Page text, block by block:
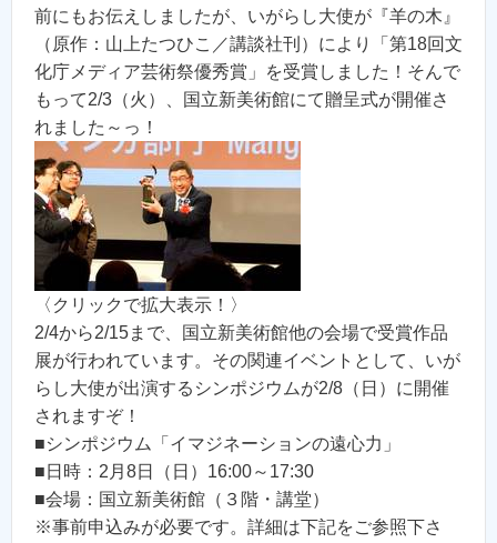
前にもお伝えしましたが、いがらし大使が『羊の木』
（原作：山上たつひこ／講談社刊）により「第18回文
化庁メディア芸術祭優秀賞」を受賞しました！そんで
もって2/3（火）、国立新美術館にて贈呈式が開催さ
れました～っ！
〈クリックで拡大表示！〉
2/4から2/15まで、国立新美術館他の会場で受賞作品
展が行われています。その関連イベントとして、いが
らし大使が出演するシンポジウムが2/8（日）に開催
されますぞ！
■シンポジウム「イマジネーションの遠心力」
■日時：2月8日（日）16:00～17:30
■会場：国立新美術館（３階・講堂）
※事前申込みが必要です。詳細は下記をご参照下さ